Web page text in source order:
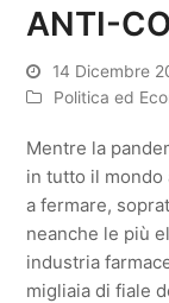
ANTI-
14 Dicembre
Politica ed
Mentre la
in tutto il mondo
a fermare,
neanche le più
industria
migliaia di fiale